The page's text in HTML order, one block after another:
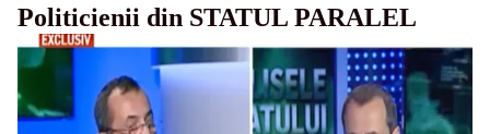
Politicienii din STATUL PARALEL